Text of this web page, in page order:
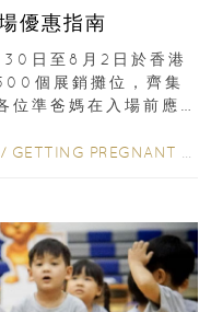
優惠指南
日至8月2日於香港
個展銷攤位，齊集
位準爸媽在入場前應
/ GETTING PREGNANT